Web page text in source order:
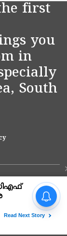
first
you
in
South
വലിയ